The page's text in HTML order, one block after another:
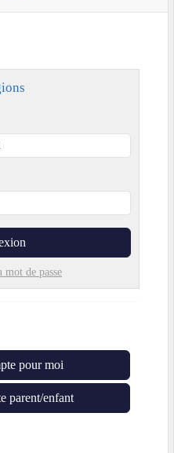
de passe
pour moi
parent/enfant